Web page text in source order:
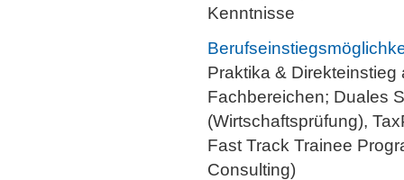
Kenntnisse
Praktika & Direkteinstieg
Fachbereichen; Duales
(Wirtschaftsprüfung),
Fast Track Trainee
Consulting)